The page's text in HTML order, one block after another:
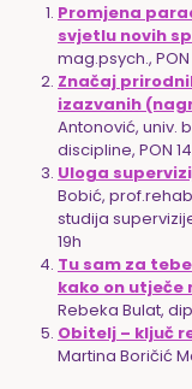
Promjena
svjetlu novih
mag.psych., PON
Značaj
izazvanih
Antonović, univ.
discipline, PON
Uloga
Bobić,
studija
19h
Tu sam za
kako on
Rebeka Bulat,
Obitelj – ključ
Martina Boričić